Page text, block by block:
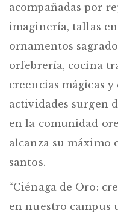
acompañadas por
imaginería, tallas
ornamentos
orfebrería, cocina
creencias mágicas
actividades surgen
en la comunidad
alcanza su máximo
santos.
“Ciénaga de Oro:
en nuestro campus